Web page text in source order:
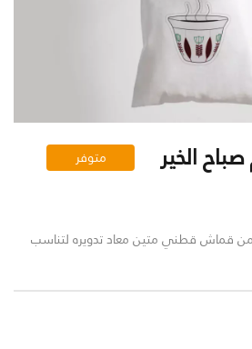
الخير متوفر
قماش قطني متين معاد تدويره لتناسب